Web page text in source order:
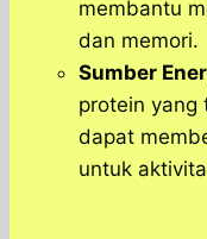
membantu
dan memori.
Sumber
protein yang
dapat
untuk